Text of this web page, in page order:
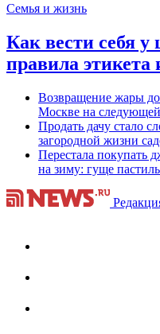
Семья и жизнь
Как вести себя у
правила этикета
Возвращение жары
Москве на
Продать дачу стало
загородной жизни
Перестала покупать
на зиму: гуще